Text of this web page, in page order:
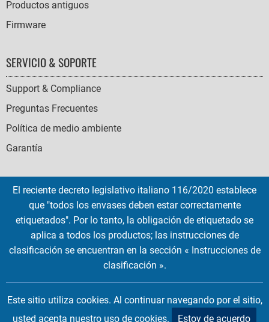
Productos antiguos
Firmware
SERVICIO & SOPORTE
Support & Compliance
Preguntas Frecuentes
Política de medio ambiente
Garantía
SOCIAL
ICONS
English French Deutsch Italian Español
Copyright © 2026 EMTEC, All rights reserved.
EMTEC® IS A REGISTERED TRADEMARK OF THE DEXXON GROUP.
El reciente decreto legislativo italiano 116/2020 establece
que "todos los envases deben estar correctamente
etiquetados". Por lo tanto, la obligación de etiquetado se
aplica a todos los productos; las instrucciones de
clasificación se encuentran en la sección « Instrucciones de
clasificación ».
Este sitio utiliza cookies. Al continuar navegando por el sitio,
usted acepta nuestro uso de cookies.
Estoy de acuerdo